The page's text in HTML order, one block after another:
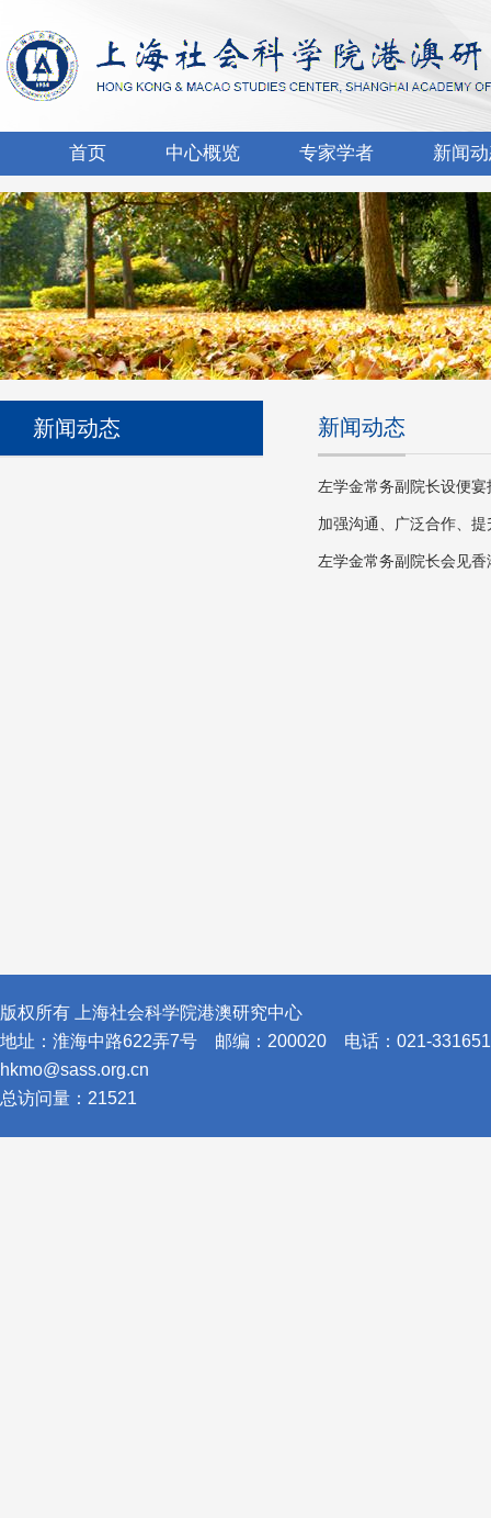
首页 中心概览 专家学者 新闻
新闻动态 新闻动态
左学金常务副院长设便
加强沟通、广泛合作、
左学金常务副院长会见香
版权所有 上海社会科学院港澳研究中心
地址：淮海中路622弄7号
邮编：200020
电话：021-
hkmo@sass.org.cn
总访问量： 21521